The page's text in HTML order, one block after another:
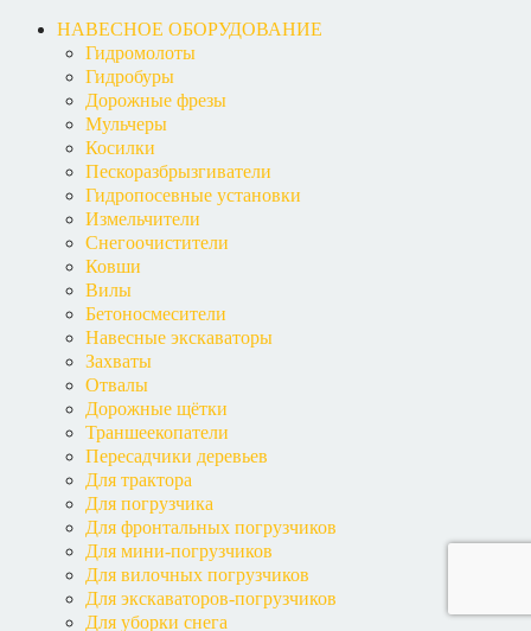
НАВЕСНОЕ ОБОРУДОВАНИЕ
Гидромолоты
Гидробуры
Дорожные фрезы
Мульчеры
Косилки
Пескоразбрызгиватели
Гидропосевные установки
Измельчители
Снегоочистители
Ковши
Вилы
Бетоносмесители
Навесные экскаваторы
Захваты
Отвалы
Дорожные щётки
Траншеекопатели
Пересадчики деревьев
Для трактора
Для погрузчика
Для фронтальных погрузчиков
Для мини-погрузчиков
Для вилочных погрузчиков
Для экскаваторов-погрузчиков
Для уборки снега